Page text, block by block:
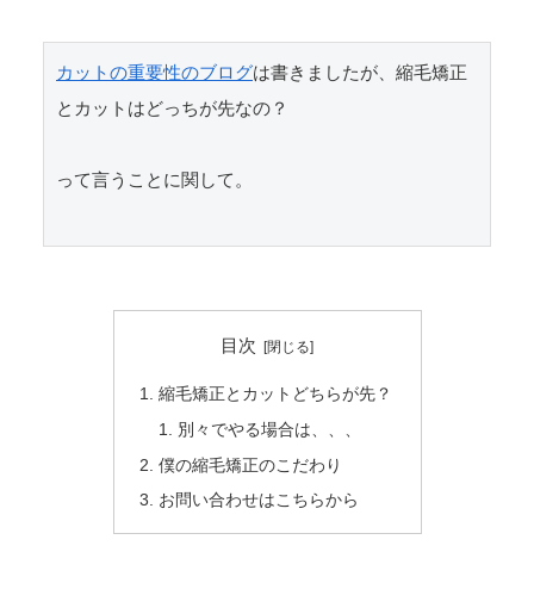
カットの重要性のブログは書きましたが、縮毛矯正
とカットはどっちが先なの？
って言うことに関して。
目次
縮毛矯正とカットどちらが先？
別々でやる場合は、、、
僕の縮毛矯正のこだわり
お問い合わせはこちらから